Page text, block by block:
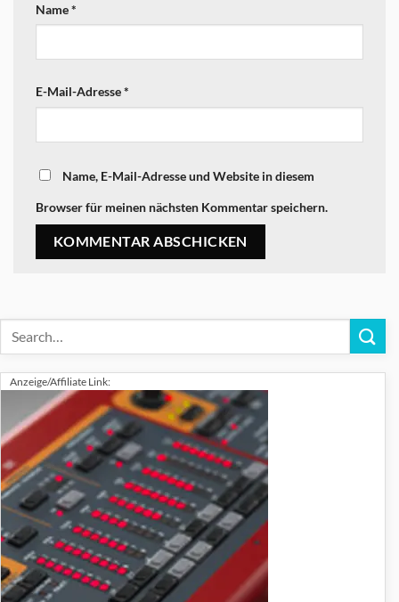
Name*
E-Mail-Adresse*
Name, E-Mail-Adresse und Website in diesem
Browser für meinen nächsten Kommentar speichern.
Anzeige/Affiliate Link: